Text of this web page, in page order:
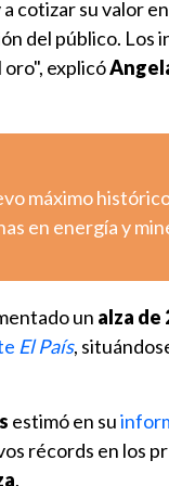
a cotizar su valor
del público. Los
explicó
máximo
en energía y
un alza de
El País,
estimó en su
récords en los
.